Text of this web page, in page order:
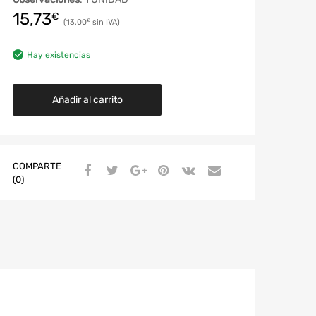
15,73€ 13,00€
Hay existencias
Añadir al carrito
COMPARTE
(0)